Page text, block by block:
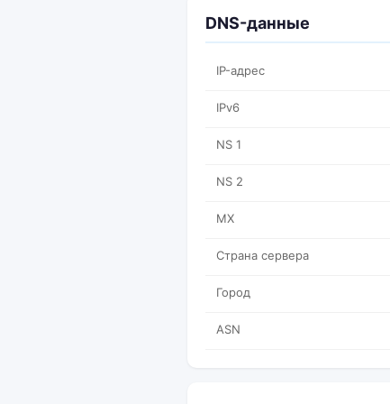
DNS-данные
IP-адрес
IPv6
NS 1
NS 2
MX
Страна сервера
Город
ASN